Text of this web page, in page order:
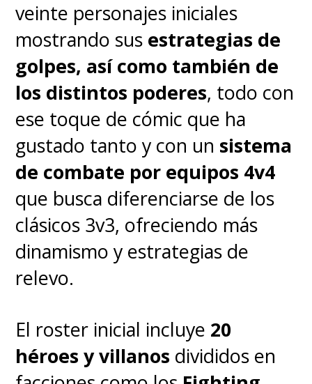
Bellochio competirán por la
Palma de Oro de la 76 edición
del Festival de Cannes, en un
apartado que solo contará con
un cineasta iberoamericano, el
brasileño Karim Aïnouz.
veinte personajes iniciales
mostrando sus estrategias de
golpes, así como también de
los distintos poderes, todo con
ese toque de cómic que ha
gustado tanto y con un sistema
de combate por equipos 4v4
que busca diferenciarse de los
clásicos 3v3, ofreciendo más
dinamismo y estrategias de
relevo.
El roster inicial incluye 20
héroes y villanos divididos en